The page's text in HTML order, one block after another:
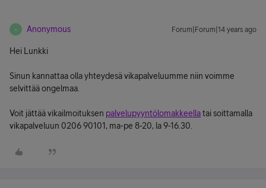
A Anonymous Forum|Forum|14 years ago
Hei Lunkki
Sinun kannattaa olla yhteydesä vikapalveluumme niin voimme
selvittää ongelmaa.
Voit jättää vikailmoituksen palvelupyyntölomakkeellatai soittamalla
vikapalveluun 0206 90101, ma-pe 8-20, la 9-16.30.